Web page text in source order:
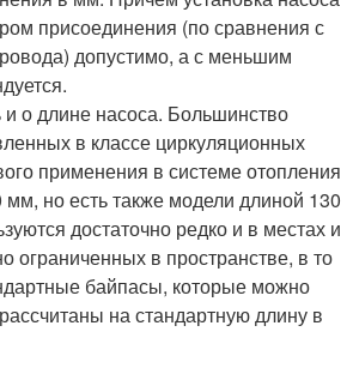
присоединения (по сравнения с
допустимо, а с меньшим
и о длине насоса. Большинство
в классе циркуляционных
применения в системе отопления
но есть также модели длиной 130
достаточно редко и в местах и
ограниченных в пространстве, в то
байпасы, которые можно
на стандартную длину в